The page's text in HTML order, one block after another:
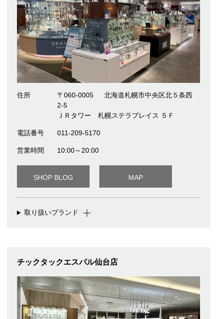
住所 〒060-0005
北海道札幌市中央区北５条西
2-5
ＪＲタワー 札幌ステラプレイス ５Ｆ
電話番号 011-209-5170
営業時間 10:00～20:00
SHOP BLOG MAP
取り扱いブランド
チックタックエスパル仙台店